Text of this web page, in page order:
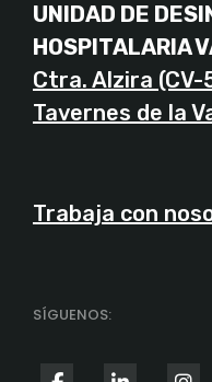
UNIDAD DE
HOSPITALARIA
Ctra. Alzira (CV-
Tavernes de la
Trabaja con
SÍGUENOS: